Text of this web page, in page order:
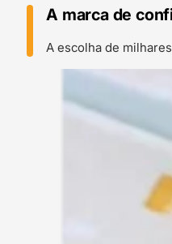
A marca de
A escolha de